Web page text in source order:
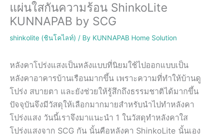
แผ่นใสกันความร้อน ShinkoLite
KUNNAPAB by SCG
shinkolite (ชินโคไลท์) / By KUNNAPAB Home Solution
หลังคาโปร่งแสงเป็นหลังแบบที่นิยมใช้ไปออกแบบเป็น
หลังคาอาคารบ้านเรือนมากขึ้น เพราะความที่ทำให้บ้านดู
โปร่ง สบายตา และยังช่วยให้รู้สึกถึงธรรมชาติได้มากขึ้น
ปัจจุบันจึงมีวัสดุให้เลือกมากมายสำหรับนำไปทำหลังคา
โปร่งแสง วันนี้เราจึงมาแนะนำ 1 ในวัสดุทำหลังคาใส
โปร่งแสงจาก SCG กัน นั้นคือหลังคา ShinkoLite นั้นเอง